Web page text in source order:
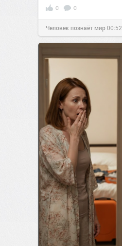
0 0
Человек познаёт мир00:52